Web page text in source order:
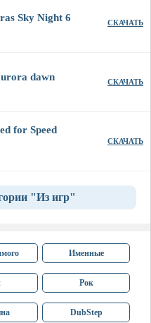
Sky Night 6 СКАЧАТЬ
dawn СКАЧАТЬ
for Speed
СКАЧАТЬ
"Из игр"
Именные
Рок
DubStep